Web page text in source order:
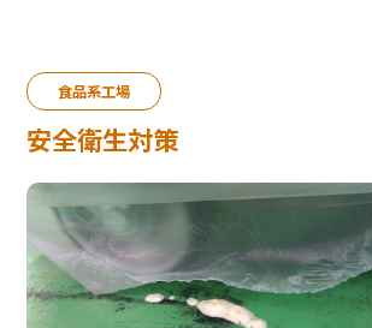
食品系工場
安全衛生対策